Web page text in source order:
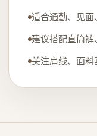
适合通勤、见
建议搭配直筒
关注肩线、面